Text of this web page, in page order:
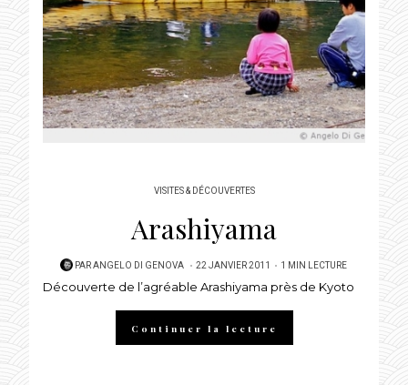
VISITES & DÉCOUVERTES
Arashiyama
PARANGELO DI GENOVA
POSTED
ON
22 JANVIER 2011 1 MIN LECTURE
Découverte de l’agréable Arashiyama près de Kyoto
Continuer la lecture